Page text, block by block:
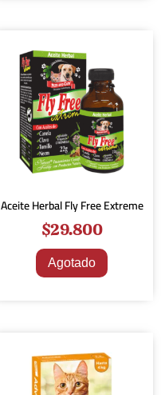
Aceite Herbal Fly Free Extreme
$29.800
Agotado